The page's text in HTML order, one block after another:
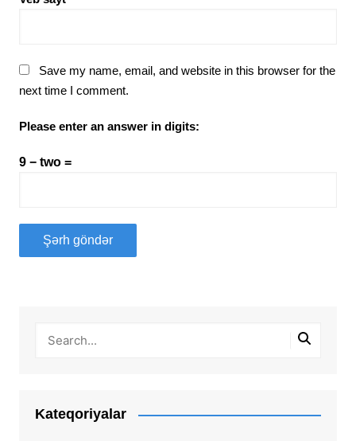
Save my name, email, and website in this browser for the
next time I comment.
Please enter an answer in digits:
9 − two =
Kateqoriyalar